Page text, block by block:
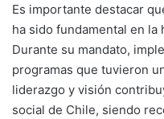
Es importante destacar
ha sido fundamental en
Durante su mandato,
programas que tuvieron
liderazgo y visión
social de Chile, siendo